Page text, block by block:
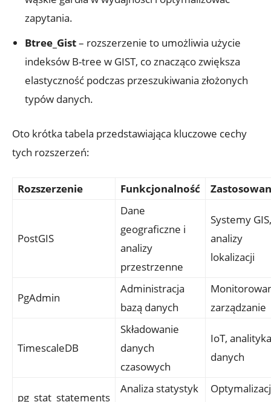
zapytania.
Btree_Gist‌– ​rozszerzenie to umożliwia użycie
indeksów B-tree w GIST,⁢ co ⁢znacząco ⁣zwiększa
elastyczność podczas przeszukiwania‌ złożonych
typów danych.
Oto krótka tabela przedstawiająca kluczowe cechy
tych ⁣rozszerzeń:
Rozszerzenie Funkcjonalność
PostGIS
Dane
geograficzne ‍i‌
analizy
⁣przestrzenne
Systemy GIS,
analizy
lokalizacji
PgAdmin
Administracja
‍bazą danych
⁢zarządzanie
TimescaleDB
Składowanie
danych
⁢czasowych
IoT, analityka
danych
pg_stat_statements
Analiza⁣ statystyk